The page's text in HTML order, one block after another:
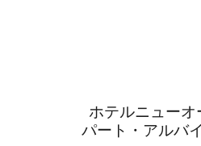
ホテルニューオ
パート・アルバ